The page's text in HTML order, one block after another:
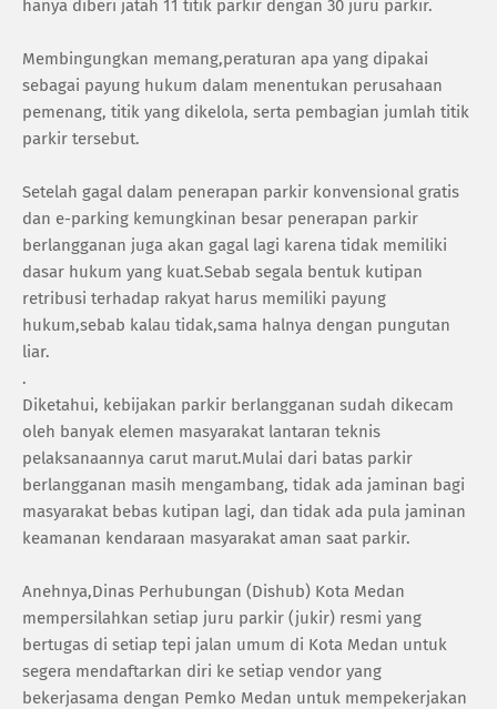
hanya diberi jatah 11 titik parkir dengan 30 juru parkir.
Membingungkan memang,peraturan apa yang dipakai
sebagai payung hukum dalam menentukan perusahaan
pemenang, titik yang dikelola, serta pembagian jumlah titik
parkir tersebut.
Setelah gagal dalam penerapan parkir konvensional gratis
dan e-parking kemungkinan besar penerapan parkir
berlangganan juga akan gagal lagi karena tidak memiliki
dasar hukum yang kuat.Sebab segala bentuk kutipan
retribusi terhadap rakyat harus memiliki payung
hukum,sebab kalau tidak,sama halnya dengan pungutan
liar.
.
Diketahui, kebijakan parkir berlangganan sudah dikecam
oleh banyak elemen masyarakat lantaran teknis
pelaksanaannya carut marut.Mulai dari batas parkir
berlangganan masih mengambang, tidak ada jaminan bagi
masyarakat bebas kutipan lagi, dan tidak ada pula jaminan
keamanan kendaraan masyarakat aman saat parkir.
Anehnya,Dinas Perhubungan (Dishub) Kota Medan
mempersilahkan setiap juru parkir (jukir) resmi yang
bertugas di setiap tepi jalan umum di Kota Medan untuk
segera mendaftarkan diri ke setiap vendor yang
bekerjasama dengan Pemko Medan untuk mempekerjakan